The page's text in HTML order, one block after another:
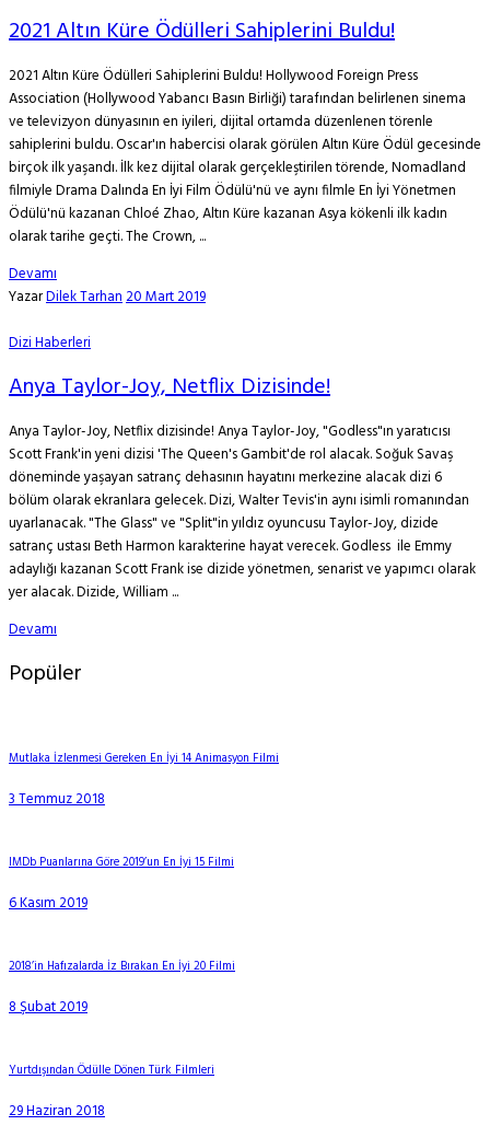
2021 Altın Küre Ödülleri Sahiplerini Buldu!
2021 Altın Küre Ödülleri Sahiplerini Buldu! Hollywood Foreign Press
Association (Hollywood Yabancı Basın Birliği) tarafından belirlenen sinema
ve televizyon dünyasının en iyileri, dijital ortamda düzenlenen törenle
sahiplerini buldu. Oscar'ın habercisi olarak görülen Altın Küre Ödül gecesinde
birçok ilk yaşandı. İlk kez dijital olarak gerçekleştirilen törende, Nomadland
filmiyle Drama Dalında En İyi Film Ödülü'nü ve aynı filmle En İyi Yönetmen
Ödülü'nü kazanan Chloé Zhao, Altın Küre kazanan Asya kökenli ilk kadın
olarak tarihe geçti. The Crown, ...
Devamı
YazarDilek Tarhan20 Mart 2019
Dizi Haberleri
Anya Taylor-Joy, Netflix Dizisinde!
Anya Taylor-Joy, Netflix dizisinde! Anya Taylor-Joy, "Godless"ın yaratıcısı
Scott Frank'in yeni dizisi 'The Queen's Gambit'de rol alacak. Soğuk Savaş
döneminde yaşayan satranç dehasının hayatını merkezine alacak dizi 6
bölüm olarak ekranlara gelecek. Dizi, Walter Tevis'in aynı isimli romanından
uyarlanacak. "The Glass" ve "Split"in yıldız oyuncusu Taylor-Joy, dizide
satranç ustası Beth Harmon karakterine hayat verecek. Godless ile Emmy
adaylığı kazanan Scott Frank ise dizide yönetmen, senarist ve yapımcı olarak
yer alacak. Dizide, William ...
Devamı
Popüler
Mutlaka İzlenmesi Gereken En İyi 14 Animasyon Filmi
3 Temmuz 2018
IMDb Puanlarına Göre 2019’un En İyi 15 Filmi
6 Kasım 2019
2018’in Hafızalarda İz Bırakan En İyi 20 Filmi
8 Şubat 2019
Yurtdışından Ödülle Dönen Türk Filmleri
29 Haziran 2018